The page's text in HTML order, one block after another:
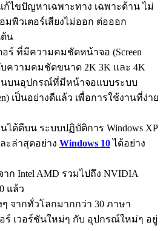
ก้ไขปัญหาเฉพาะทาง เฉพาะด้าน ไม่
มพิวเตอร์เสียงไม่ออก ต่อออก
ต้น
ร์ ที่มีความคมชัดหน้าจอ (Screen
บความคมชัดขนาด 2K 3K และ 4K
บนอุปกรณ์ที่มีหน้าจอแบบระบบ
เป็นอย่างดีแล้ว เพื่อการใช้งานที่ง่าย
ได้ดีบน ระบบปฏิบัติการ Windows XP
ละล่าสุดอย่าง Windows 10ได้อย่าง
ก Intel AMD รวมไปถึง NVIDIA
แล้ว
จากทั่วโลกมากกว่า 30 ภาษา
อร์ เวอร์ชันใหม่ๆ กับ อุปกรณ์ใหม่ๆ อยู่